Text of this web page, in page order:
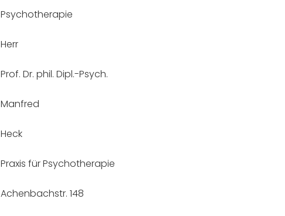
Psychotherapie
Herr
Prof. Dr. phil. Dipl.-Psych.
Manfred
Heck
Praxis für Psychotherapie
Achenbachstr. 148